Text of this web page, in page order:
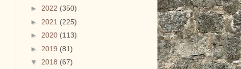
► 2022 (350)
► 2021 (225)
► 2020 (113)
► 2019 (81)
▼ 2018 (67)